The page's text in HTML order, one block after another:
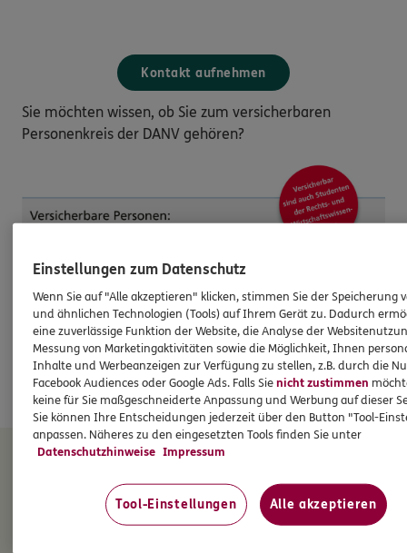
Kontakt aufnehmen
Sie möchten wissen, ob Sie zum versicherbaren
Personenkreis der DANV gehören?
NOCH FRAGEN? ICH BIN FÜR SIE DA.
DKV Deutsche Krankenversicherung Pierre
Lübbe
Einstellungen zum Datenschutz
Wenn Sie auf "Alle akzeptieren" klicken, stimmen Sie der Speicherung
und ähnlichen Technologien (Tools) auf Ihrem Gerät zu. Dadurch
eine zuverlässige Funktion der Website, die Analyse der
Messung von Marketingaktivitäten sowie die Möglichkeit, Ihnen
Inhalte und Werbeanzeigen zur Verfügung zu stellen, z.B. durch die
Facebook Audiences oder Google Ads. Falls Sienicht zustimmen
keine für Sie maßgeschneiderte Anpassung und Werbung auf dieser
Sie können Ihre Entscheidungen jederzeit über den Button "Tool-
anpassen. Näheres zu den eingesetzten Tools finden Sie unter
Datenschutzhinweise Impressum
Tool-Einstellungen Alle akzeptieren